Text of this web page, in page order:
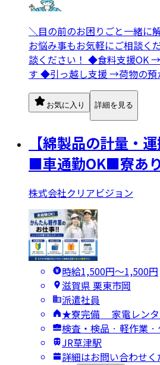
＼目の前のお困りごと一緒に
お悩み事もお気軽にご相談
談ください！ ◆食料支援OK
す ◆引っ越し支援 →荷物の預
お気に入り 詳細を見る
【綿製品の計量
■車通勤OK■寮あり
株式会社クリアビジョン
時給1,500円〜1,500円
滋賀県 栗東市岡
派遣社員
★寮完備 家電レン
検査・検品 · 軽作業
JR草津駅
詳細はお問い合わせく